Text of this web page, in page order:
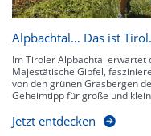
Alpbachtal… Das ist Tirol.
Im Tiroler Alpbachtal erwartet
Majestätische Gipfel,
von den grünen Grasbergen
Geheimtipp für große und
Jetzt entdecken